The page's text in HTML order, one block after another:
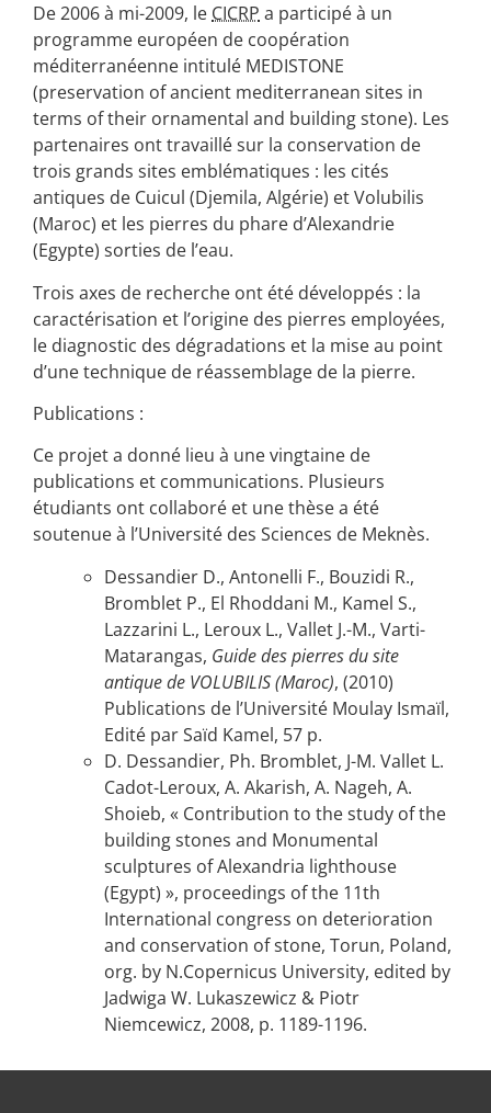
De 2006 à mi-2009, le CICRP a participé à un
programme européen de coopération
méditerranéenne intitulé MEDISTONE
(preservation of ancient mediterranean sites in
terms of their ornamental and building stone). Les
partenaires ont travaillé sur la conservation de
trois grands sites emblématiques : les cités
antiques de Cuicul (Djemila, Algérie) et Volubilis
(Maroc) et les pierres du phare d’Alexandrie
(Egypte) sorties de l’eau.
Trois axes de recherche ont été développés : la
caractérisation et l’origine des pierres employées,
le diagnostic des dégradations et la mise au point
d’une technique de réassemblage de la pierre.
Publications :
Ce projet a donné lieu à une vingtaine de
publications et communications. Plusieurs
étudiants ont collaboré et une thèse a été
soutenue à l’Université des Sciences de Meknès.
Dessandier D., Antonelli F., Bouzidi R.,
Bromblet P., El Rhoddani M., Kamel S.,
Lazzarini L., Leroux L., Vallet J.-M., Varti-
Matarangas, Guide des pierres du site
antique de VOLUBILIS (Maroc), (2010)
Publications de l’Université Moulay Ismaïl,
Edité par Saïd Kamel, 57 p.
D. Dessandier, Ph. Bromblet, J-M. Vallet L.
Cadot-Leroux, A. Akarish, A. Nageh, A.
Shoieb, « Contribution to the study of the
building stones and Monumental
sculptures of Alexandria lighthouse
(Egypt) », proceedings of the 11th
International congress on deterioration
and conservation of stone, Torun, Poland,
org. by N.Copernicus University, edited by
Jadwiga W. Lukaszewicz & Piotr
Niemcewicz, 2008, p. 1189-1196.